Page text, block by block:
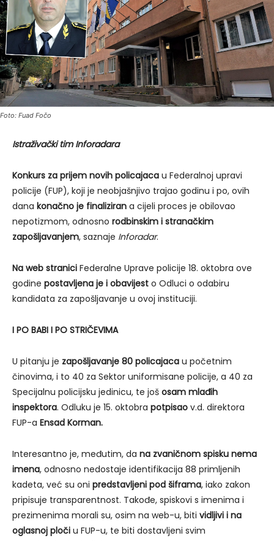
Foto: Fuad Fočo
Istraživački tim Inforadara
Konkurs za prijem novih policajaca u Federalnoj upravi
policije (FUP), koji je neobjašnjivo trajao godinu i po, ovih
dana konačno je finaliziran a cijeli proces je obilovao
nepotizmom, odnosno rodbinskim i stranačkim
zapošljavanjem, saznaje Inforadar.
Na web stranici Federalne Uprave policije 18. oktobra ove
godine postavljena je i obavijest o Odluci o odabiru
kandidata za zapošljavanje u ovoj instituciji.
I PO BABI I PO STRIČEVIMA
U pitanju je zapošljavanje 80 policajaca u početnim
činovima, i to 40 za Sektor uniformisane policije, a 40 za
Specijalnu policijsku jedinicu, te još osam mlađih
inspektora. Odluku je 15. oktobra potpisao v.d. direktora
FUP-a Ensad Korman.
Interesantno je, međutim, da na zvaničnom spisku nema
imena, odnosno nedostaje identifikacija 88 primljenih
kadeta, već su oni predstavljeni pod šiframa, iako zakon
pripisuje transparentnost. Takođe, spiskovi s imenima i
prezimenima morali su, osim na web-u, biti vidljivi i na
oglasnoj ploči u FUP-u, te biti dostavljeni svim